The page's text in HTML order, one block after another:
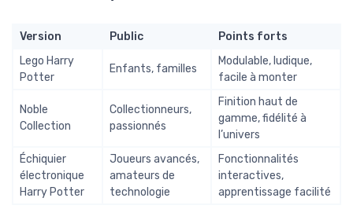
Version Public
Points forts
Lego Harry
Potter
Enfants, familles
Modulable, ludique,
facile à monter
Noble
Collection
Collectionneurs,
passionnés
Finition haut de
gamme, fidélité à
l’univers
Échiquier
électronique
Harry Potter
Joueurs avancés,
amateurs de
technologie
Fonctionnalités
interactives,
apprentissage facilité